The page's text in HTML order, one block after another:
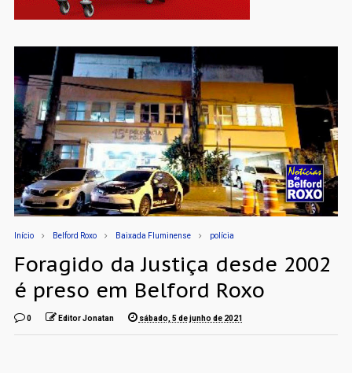
Início Belford Roxo Baixada Fluminense polícia
Foragido da Justiça desde 2002
é preso em Belford Roxo
0 Editor Jonatan sábado, 5 de junho de 2021